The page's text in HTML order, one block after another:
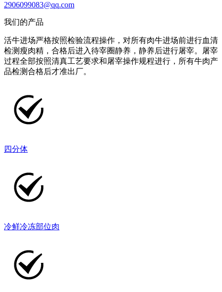
2906099083@qq.com
我们的产品
活牛进场严格按照检验流程操作，对所有肉牛进场前进行血清
检测瘦肉精，合格后进入待宰圈静养，静养后进行屠宰。屠宰
过程全部按照清真工艺要求和屠宰操作规程进行，所有牛肉产
品检测合格后才准出厂。
四分体
冷鲜冷冻部位肉